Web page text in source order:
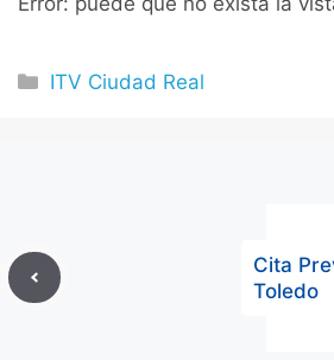
Categorías
ITV Ciudad Real
Cita
Toledo